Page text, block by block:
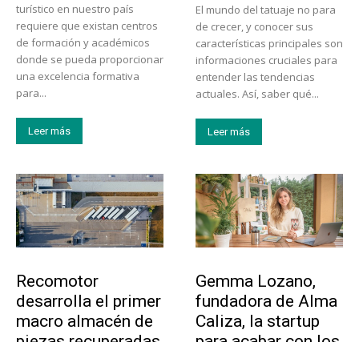
turístico en nuestro país
requiere que existan centros
de formación y académicos
donde se pueda proporcionar
una excelencia formativa
para...
Leer más
El mundo del tatuaje no para
de crecer, y conocer sus
características principales son
informaciones cruciales para
entender las tendencias
actuales. Así, saber qué...
Leer más
Recomotor
desarrolla el primer
macro almacén de
Gemma Lozano,
fundadora de Alma
Caliza, la startup